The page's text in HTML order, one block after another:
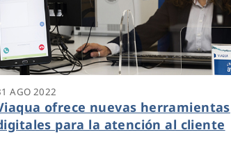
AGO 2022
ofrece nuevas herramientas
para la atención al cliente